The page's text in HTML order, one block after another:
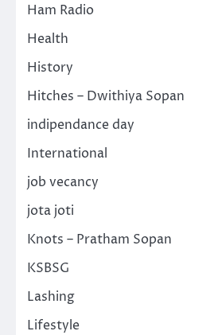
Ham Radio
Health
History
Hitches – Dwithiya Sopan
indipendance day
International
job vecancy
jota joti
Knots – Pratham Sopan
KSBSG
Lashing
Lifestyle